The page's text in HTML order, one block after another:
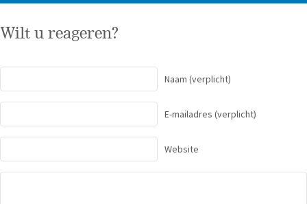
Wilt u reageren?
Naam (verplicht)
E-mailadres (verplicht)
Website